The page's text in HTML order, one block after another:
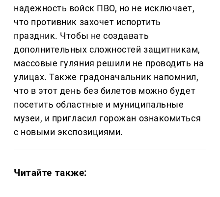
надежность войск ПВО, но не исключает,
что противник захочет испортить
праздник. Чтобы не создавать
дополнительных сложностей защитникам,
массовые гуляния решили не проводить на
улицах. Также градоначальник напомнил,
что в этот день без билетов можно будет
посетить областные и муниципальные
музеи, и пригласил горожан ознакомиться
с новыми экспозициями.
Читайте также: